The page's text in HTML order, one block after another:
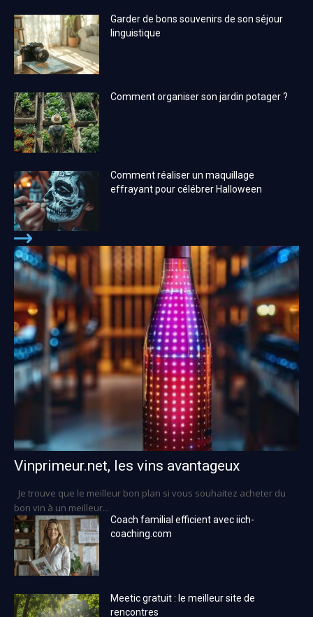
Garder de bons souvenirs de son séjour
linguistique
Comment organiser son jardin potager ?
Comment réaliser un maquillage
effrayant pour célébrer Halloween
Vinprimeur.net, les vins avantageux
Je trouve que le meilleur bon plan si vous souhaitez acheter du
bon vin à un meilleur...
Coach familial efficient avec iich-
coaching.com
Meetic gratuit : le meilleur site de
rencontres